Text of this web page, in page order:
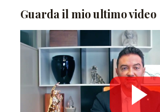
Guarda il mio ultimo video